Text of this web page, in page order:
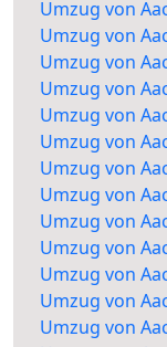
Umzug von
Umzug von
Umzug von
Umzug von
Umzug von
Umzug von
Umzug von
Umzug von
Umzug von
Umzug von
Umzug von
Umzug von
Umzug von